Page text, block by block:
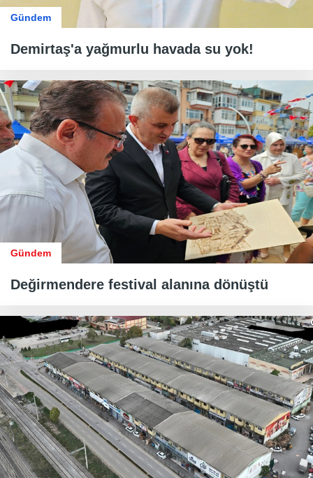
Gündem
Demirtaş'a yağmurlu havada su yok!
Gündem
Değirmendere festival alanına dönüştü